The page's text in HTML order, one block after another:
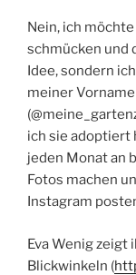
Nein, ich
schmücken und
Idee, sondern
meiner
ich sie adoptiert
jeden Monat an
Fotos machen
Instagram
Eva Wenig zeigt
Blickwinkeln (